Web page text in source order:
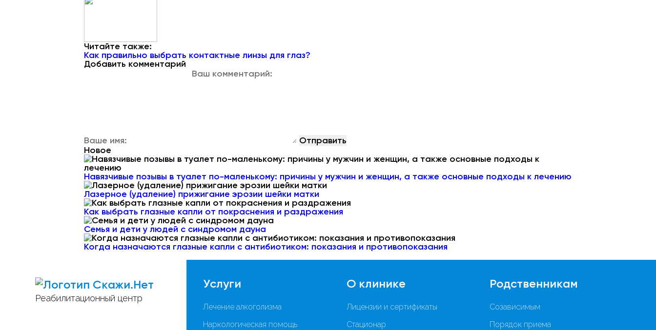
Читайте также:
Как правильно выбрать контактные линзы для глаз?
Добавить комментарий
Новое
Навязчивые позывы в туалет по-маленькому: причины у мужчин и женщин, а также основные подходы к лечению
Лазерное (удаление) прижигание эрозии шейки матки
Как выбрать глазные капли от покраснения и раздражения
Семья и дети у людей с синдромом дауна
Когда назначаются глазные капли с антибиотиком: показания и противопоказания
Скажи.Нет
Реабилитационный центр
Услуги
Лечение алкоголизма
Наркологическая помощь
О клинике
Лицензии и сертификаты
Стационар
Родственникам
Созависимым
Порядок приема